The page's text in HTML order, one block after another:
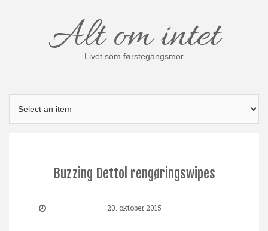
Alt om intet
Livet som førstegangsmor
Buzzing Dettol rengøringswipes
20. oktober 2015